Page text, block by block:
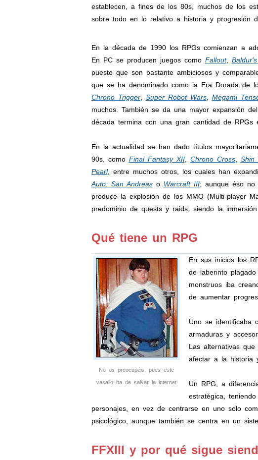
establecen, a fines de los 80s, muchos de los
sobre todo en lo relativo a historia y progresión
En la década de 1990 los RPGs comienzan a
En PC se producen juegos como Fallout,
puesto que son bastante ambiciosos y
que se ha denominado como la Era Dorada de
Chrono Trigger, Super Robot Wars, Megami
muchos. También se da una mayor expansión
década termina con una gran cantidad de RPGs
En la actualidad se han dado títulos
90s, como Final Fantasy XII, Chrono Cross, Shin
Pearl, entre muchos otros, los cuales han
Auto: San Andreaso Warcraft III; aunque éso no
produce la explosión de los MMO (Multi-player
predominio de quests y raids, siendo la
Qué tiene un RPG
No os preocupéis, pues este
vasallo ha de salvar la internet
En sus inicios los
de laberinto
monstruos iba
de aumentar
Uno se identificaba
armaduras y
Las alternativas
afectar a la historia
Un RPG, a
estratégica,
personajes, en vez de centrarse en uno solo
psicológico, aunque también se centra en un
FFXIII y por qué sigue